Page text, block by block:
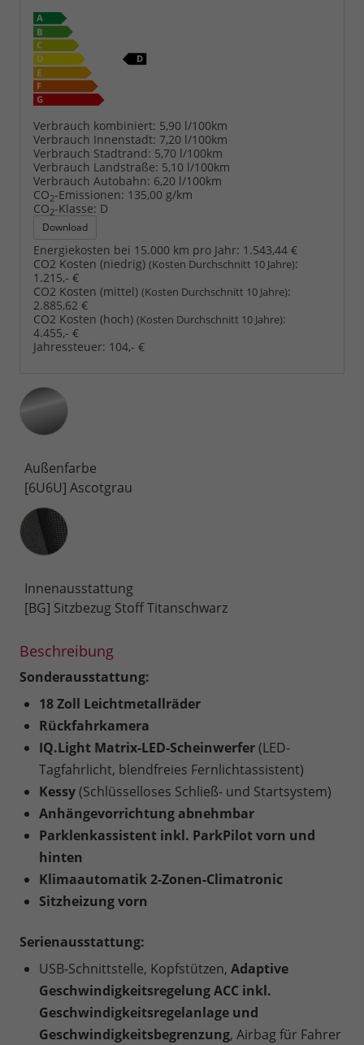
Verbrauch kombiniert: 5,90 l/100km
Verbrauch Innenstadt: 7,20 l/100km
Verbrauch Stadtrand: 5,70 l/100km
Verbrauch Landstraße: 5,10 l/100km
Verbrauch Autobahn: 6,20 l/100km
CO2-Emissionen: 135,00 g/km
CO2-Klasse: D
Download
Energiekosten bei 15.000 km pro Jahr: 1.543,44 €
CO2 Kosten (niedrig) (Kosten Durchschnitt 10 Jahre):
1.215,- €
CO2 Kosten (mittel) (Kosten Durchschnitt 10 Jahre):
2.885,62 €
CO2 Kosten (hoch) (Kosten Durchschnitt 10 Jahre):
4.455,- €
Jahressteuer: 104,- €
Außenfarbe
[6U6U] Ascotgrau
Innenausstattung
Innenausstattung
[BG] Sitzbezug Stoff Titanschwarz
Beschreibung
Sonderausstattung:
18 Zoll Leichtmetallräder
Rückfahrkamera
IQ.Light Matrix-LED-Scheinwerfer(LED-
Tagfahrlicht, blendfreies Fernlichtassistent)
Kessy(Schlüsselloses Schließ- und Startsystem)
Anhängevorrichtung abnehmbar
Parklenkassistent inkl. ParkPilot vorn und
hinten
Klimaautomatik 2-Zonen-Climatronic
Sitzheizung vorn
Serienausstattung:
USB-Schnittstelle, Kopfstützen, Adaptive
Geschwindigkeitsregelung ACC inkl.
Geschwindigkeitsregelanlage und
Geschwindigkeitsbegrenzung, Airbag für Fahrer